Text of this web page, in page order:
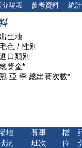
場表 參考資料 統
出生地
毛色 / 性別
進口類別
總獎金*
冠-亞-季-總出賽次數*
地
況
賽事
班次
檔
位